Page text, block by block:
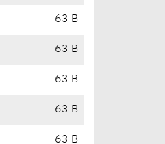
63 B
63 B
63 B
63 B
63 B